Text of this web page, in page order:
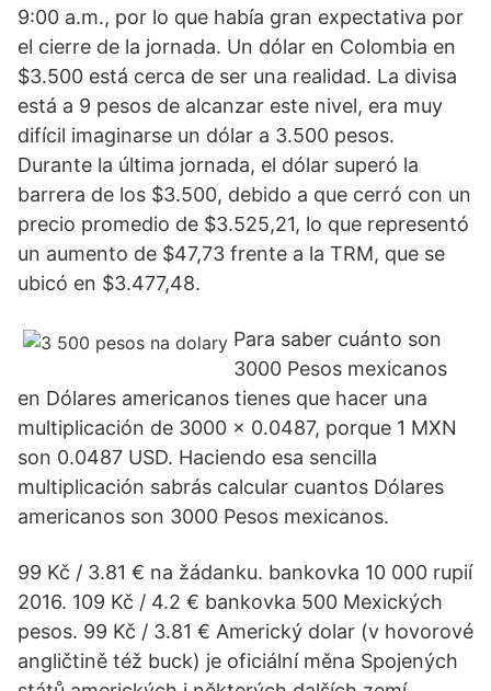
9:00 a.m., por lo que había gran expectativa por
el cierre de la jornada. Un dólar en Colombia en
$3.500 está cerca de ser una realidad. La divisa
está a 9 pesos de alcanzar este nivel, era muy
difícil imaginarse un dólar a 3.500 pesos.
Durante la última jornada, el dólar superó la
barrera de los $3.500, debido a que cerró con un
precio promedio de $3.525,21, lo que representó
un aumento de $47,73 frente a la TRM, que se
ubicó en $3.477,48.
Para saber cuánto son
3000 Pesos mexicanos
en Dólares americanos tienes que hacer una
multiplicación de 3000 x 0.0487, porque 1 MXN
son 0.0487 USD. Haciendo esa sencilla
multiplicación sabrás calcular cuantos Dólares
americanos son 3000 Pesos mexicanos.
99 Kč / 3.81 € na žádanku. bankovka 10 000 rupií
2016. 109 Kč / 4.2 € bankovka 500 Mexických
pesos. 99 Kč / 3.81 € Americký dolar (v hovorové
angličtině též buck) je oficiální měna Spojených